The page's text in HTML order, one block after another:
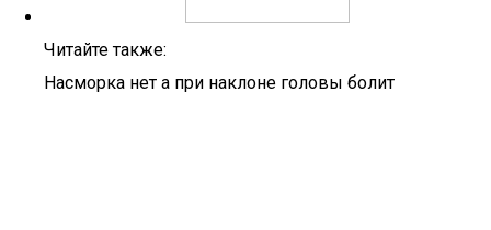
Читайте также:
Насморка нет а при наклоне головы болит